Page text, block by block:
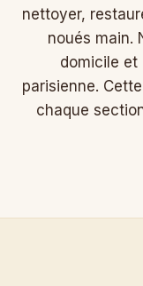
nettoyer,
noués main.
domicile et
parisienne.
chaque